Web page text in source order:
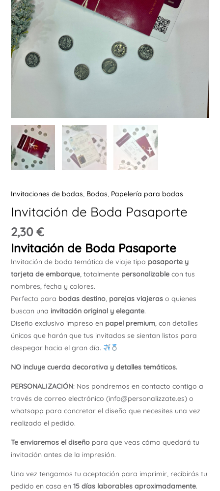
Invitaciones de bodas, Bodas, Papelería para bodas
Invitación de Boda Pasaporte
2,30 €
Invitación de Boda Pasaporte
Invitación de boda temática de viaje tipo pasaporte y
tarjeta de embarque, totalmente personalizablecon tus
nombres, fecha y colores.
Perfecta para bodas destino, parejas viajeraso quienes
buscan una invitación original y elegante.
Diseño exclusivo impreso en papel premium, con detalles
únicos que harán que tus invitados se sientan listos para
despegar hacia el gran día.
NO incluye cuerda decorativa y detalles temáticos.
PERSONALIZACIÓN: Nos pondremos en contacto contigo a
través de correo electrónico (info@personalizzate.es) o
whatsapp para concretar el diseño que necesites una vez
realizado el pedido.
Te enviaremos el diseñopara que veas cómo quedará tu
invitación antes de la impresión.
Una vez tengamos tu aceptación para imprimir, recibirás tu
pedido en casa en 15 días laborables aproximadamente.